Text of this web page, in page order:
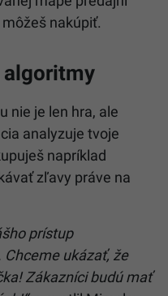
nakúpiť.
algoritmy
nie je len hra, ale
analyzuje tvoje
napríklad
zľavy práve na
prístup
ukázať, že
Zákazníci budú mať